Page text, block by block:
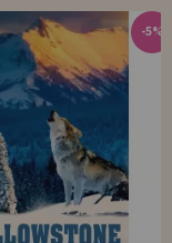
-5%